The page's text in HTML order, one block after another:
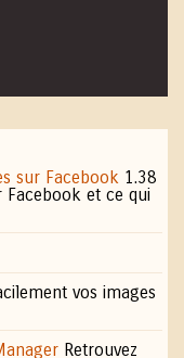
sur Facebook 1.38
Facebook et ce qui
vos images
Retrouvez